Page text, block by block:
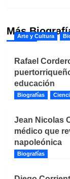
MásArte y Cultura
Rafael
educación
Biografías
Jean Nicolas
médico que
napoleónica
Biografías